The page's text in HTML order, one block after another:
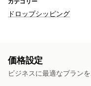
ドロップシッピング
インテリア・園芸品
アート・クラフト エンタ
価格設定
ビジネスに最適なプランを